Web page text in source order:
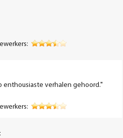
enthousiaste verhalen gehoord."
: